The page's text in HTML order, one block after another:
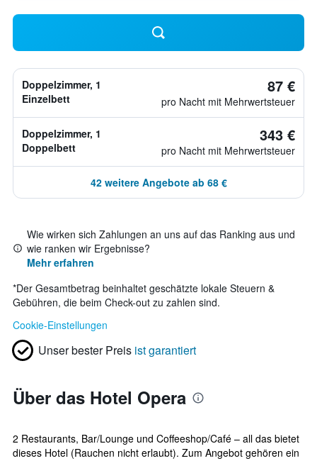
Doppelzimmer, 1
Einzelbett
87 €
pro Nacht mit Mehrwertsteuer
Doppelzimmer, 1
Doppelbett
343 €
pro Nacht mit Mehrwertsteuer
42 weitere Angebote ab 68 €
Wie wirken sich Zahlungen an uns auf das Ranking aus und
wie ranken wir Ergebnisse?
Mehr erfahren
*Der Gesamtbetrag beinhaltet geschätzte lokale Steuern &
Gebühren, die beim Check-out zu zahlen sind.
Cookie-Einstellungen
Unser bester Preis ist garantiert
Über das Hotel Opera
2 Restaurants, Bar/Lounge und Coffeeshop/Café – all das bietet
dieses Hotel (Rauchen nicht erlaubt). Zum Angebot gehören ein